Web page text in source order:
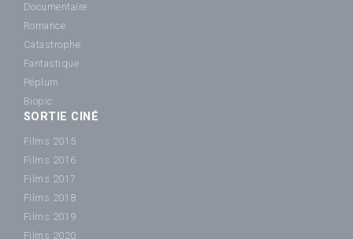
Documentaire
Romance
Catastrophe
Fantastique
Péplum
Biopic
SORTIE CINÉ
Films 2015
Films 2016
Films 2017
Films 2018
Films 2019
Films 2020